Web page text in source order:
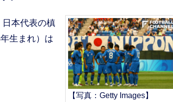
【写真：Getty Images】
本代表の槙
生まれ）は